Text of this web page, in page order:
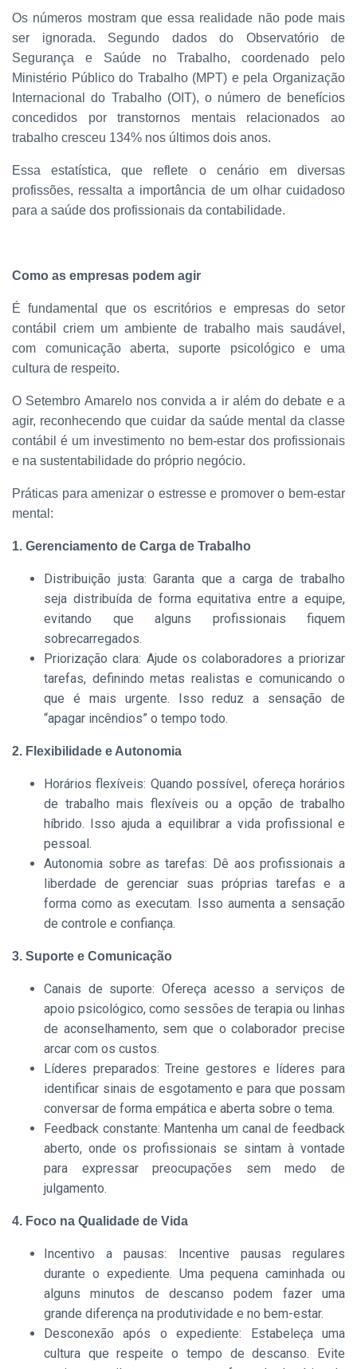
Os números mostram que essa realidade não pode mais
ser ignorada. Segundo dados do Observatório de
Segurança e Saúde no Trabalho, coordenado pelo
Ministério Público do Trabalho (MPT) e pela Organização
Internacional do Trabalho (OIT), o número de benefícios
concedidos por transtornos mentais relacionados ao
trabalho cresceu 134% nos últimos dois anos.
Essa estatística, que reflete o cenário em diversas
profissões, ressalta a importância de um olhar cuidadoso
para a saúde dos profissionais da contabilidade.
Como as empresas podem agir
É fundamental que os escritórios e empresas do setor
contábil criem um ambiente de trabalho mais saudável,
com comunicação aberta, suporte psicológico e uma
cultura de respeito.
O Setembro Amarelo nos convida a ir além do debate e a
agir, reconhecendo que cuidar da saúde mental da classe
contábil é um investimento no bem-estar dos profissionais
e na sustentabilidade do próprio negócio.
Práticas para amenizar o estresse e promover o bem-estar
mental:
1. Gerenciamento de Carga de Trabalho
Distribuição justa: Garanta que a carga de trabalho
seja distribuída de forma equitativa entre a equipe,
evitando que alguns profissionais fiquem
sobrecarregados.
Priorização clara: Ajude os colaboradores a priorizar
tarefas, definindo metas realistas e comunicando o
que é mais urgente. Isso reduz a sensação de
“apagar incêndios” o tempo todo.
2. Flexibilidade e Autonomia
Horários flexíveis: Quando possível, ofereça horários
de trabalho mais flexíveis ou a opção de trabalho
híbrido. Isso ajuda a equilibrar a vida profissional e
pessoal.
Autonomia sobre as tarefas: Dê aos profissionais a
liberdade de gerenciar suas próprias tarefas e a
forma como as executam. Isso aumenta a sensação
de controle e confiança.
3. Suporte e Comunicação
Canais de suporte: Ofereça acesso a serviços de
apoio psicológico, como sessões de terapia ou linhas
de aconselhamento, sem que o colaborador precise
arcar com os custos.
Líderes preparados: Treine gestores e líderes para
identificar sinais de esgotamento e para que possam
conversar de forma empática e aberta sobre o tema.
Feedback constante: Mantenha um canal de feedback
aberto, onde os profissionais se sintam à vontade
para expressar preocupações sem medo de
julgamento.
4. Foco na Qualidade de Vida
Incentivo a pausas: Incentive pausas regulares
durante o expediente. Uma pequena caminhada ou
alguns minutos de descanso podem fazer uma
grande diferença na produtividade e no bem-estar.
Desconexão após o expediente: Estabeleça uma
cultura que respeite o tempo de descanso. Evite